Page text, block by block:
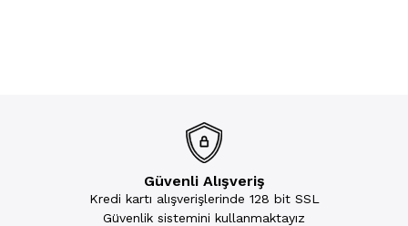
Güvenli Alışveriş
Kredi kartı alışverişlerinde 128 bit SSL
Güvenlik sistemini kullanmaktayız